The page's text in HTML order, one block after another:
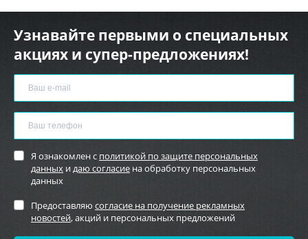
Узнавайте первыми о специальных
акциях и супер-предложениях!
Я ознакомлен с политикой по защите персональных
данных и даю согласие на обработку персональных
данных
Предоставляю согласие на получение рекламных
новостей, акций и персональных предложений